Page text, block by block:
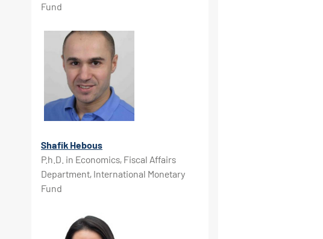
Fund
Shafik Hebous
P.h.D. in Economics, Fiscal Affairs
Department, International Monetary
Fund